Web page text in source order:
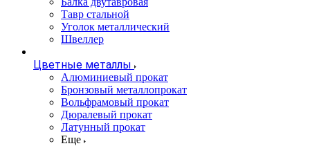
Тавр стальной
Уголок металлический
Швеллер
Цветные металлы
Алюминиевый прокат
Бронзовый металлопрокат
Вольфрамовый прокат
Дюралевый прокат
Латунный прокат
Еще